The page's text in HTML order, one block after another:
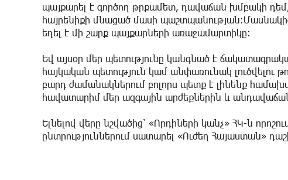
պայքարել է գործող թրքամետ, դավաճան խմբակի
հայրենիքի մնացած մասի
եղել է մի շարք պայքարների առաջամարտիկը։
Եվ այսօր մեր պետությունը կանգնած է
հայկական պետություն կամ անփառունակ լուծվելու
բարդ ժամանակներում բոլորս պետք է լինենք
հավատարիմ մեր ազգային արժեքներին և
Ելնելով վերը նշվածից՝ «Որդիների կանչ» ՀԿ-ն
ընտրություններում սատարել «Ուժեղ Հայաստան»